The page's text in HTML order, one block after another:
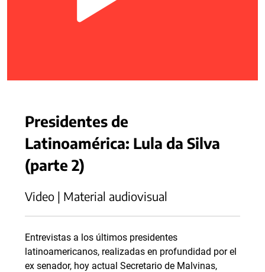
Presidentes de
Latinoamérica: Lula da Silva
(parte 2)
Video | Material audiovisual
Entrevistas a los últimos presidentes
latinoamericanos, realizadas en profundidad por el
ex senador, hoy actual Secretario de Malvinas,